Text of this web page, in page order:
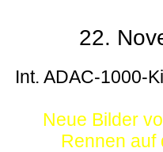
22.
Int. ADAC-1000-
Neue Bilder
Rennen auf